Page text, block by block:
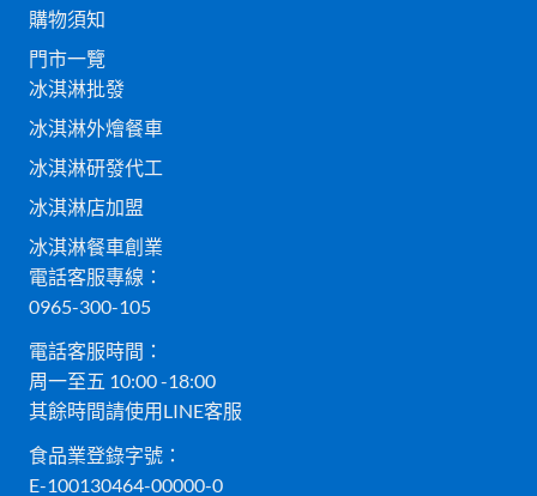
購物須知
門市一覽
冰淇淋批發
冰淇淋外燴餐車
冰淇淋研發代工
冰淇淋店加盟
冰淇淋餐車創業
電話客服專線：
0965-300-105
電話客服時間：
周一至五 10:00 -18:00
其餘時間請使用LINE客服
食品業登錄字號：
E-100130464-00000-0